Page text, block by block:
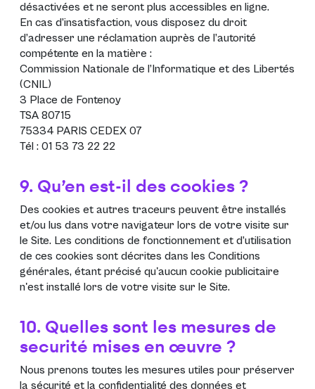
désactivées et ne seront plus accessibles en ligne.
En cas d’insatisfaction, vous disposez du droit
d’adresser une réclamation auprès de l’autorité
compétente en la matière :
Commission Nationale de l’Informatique et des Libertés
(CNIL)
3 Place de Fontenoy
TSA 80715
75334 PARIS CEDEX 07
Tél : 01 53 73 22 22
9. Qu’en est-il des cookies ?
Des cookies et autres traceurs peuvent être installés
et/ou lus dans votre navigateur lors de votre visite sur
le Site. Les conditions de fonctionnement et d’utilisation
de ces cookies sont décrites dans les Conditions
générales, étant précisé qu'aucun cookie publicitaire
n'est installé lors de votre visite sur le Site.
10. Quelles sont les mesures de
securité mises en œuvre ?
Nous prenons toutes les mesures utiles pour préserver
la sécurité et la confidentialité des données et